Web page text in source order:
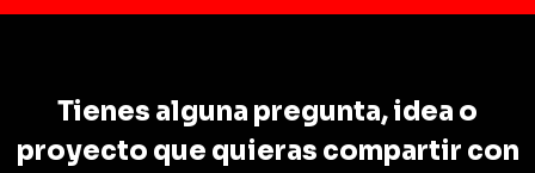
Tienes alguna pregunta, idea o
proyecto que quieras compartir con